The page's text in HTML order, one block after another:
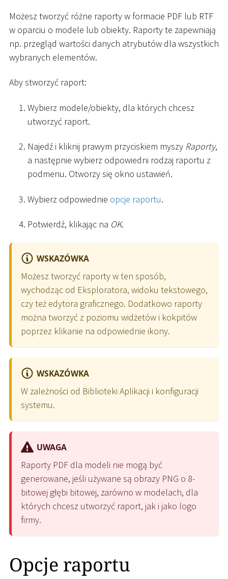
Możesz tworzyć różne raporty w formacie PDF lub RTF
w oparciu o modele lub obiekty. Raporty te zapewniają
np. przegląd wartości danych atrybutów dla wszystkich
wybranych elementów.
Aby stworzyć raport:
Wybierz modele/obiekty, dla których chcesz
utworzyć raport.
Najedź i kliknij prawym przyciskiem myszy Raporty,
a następnie wybierz odpowiedni rodzaj raportu z
podmenu. Otworzy się okno ustawień.
Wybierz odpowiednie opcje raportu.
Potwierdź, klikając na OK.
WSKAZÓWKA
Możesz tworzyć raporty w ten sposób,
wychodząc od Eksploratora, widoku tekstowego,
czy też edytora graficznego. Dodatkowo raporty
można tworzyć z poziomu widżetów i kokpitów
poprzez klikanie na odpowiednie ikony.
WSKAZÓWKA
W zależności od Biblioteki Aplikacji i konfiguracji
systemu.
UWAGA
Raporty PDF dla modeli nie mogą być
generowane, jeśli używane są obrazy PNG o 8-
bitowej głębi bitowej, zarówno w modelach, dla
których chcesz utworzyć raport, jak i jako logo
firmy.
Opcje raportu